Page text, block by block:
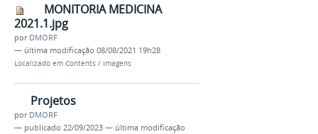
MONITORIA MEDICINA
2021.1.jpg
por DMORF
— última modificação 08/08/2021 19h28
Localizado em Contents / Imagens
Projetos
por DMORF
— publicado 22/09/2023 — última modificação